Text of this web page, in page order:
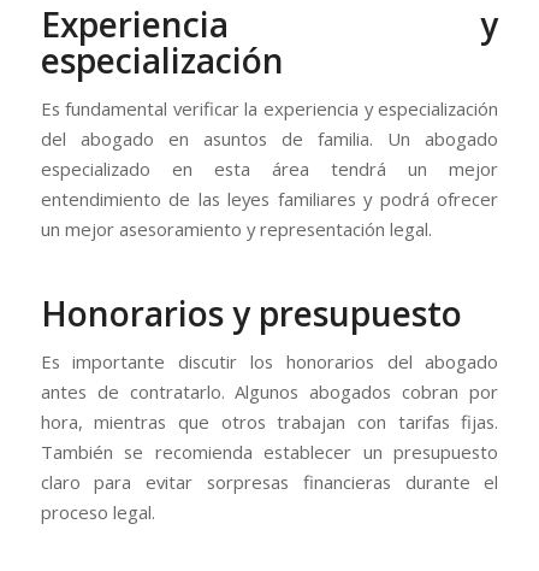
Experiencia y
especialización
Es fundamental verificar la experiencia y especialización
del abogado en asuntos de familia. Un abogado
especializado en esta área tendrá un mejor
entendimiento de las leyes familiares y podrá ofrecer
un mejor asesoramiento y representación legal.
Honorarios y presupuesto
Es importante discutir los honorarios del abogado
antes de contratarlo. Algunos abogados cobran por
hora, mientras que otros trabajan con tarifas fijas.
También se recomienda establecer un presupuesto
claro para evitar sorpresas financieras durante el
proceso legal.